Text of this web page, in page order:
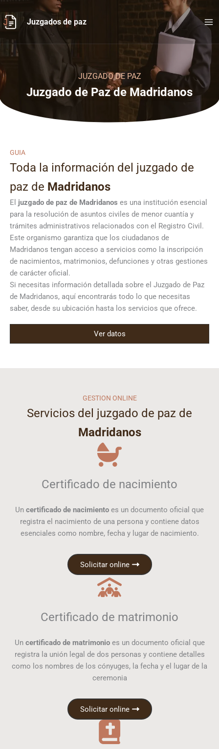
al
contenido
Juzgados de paz
JUZGADO DE PAZ
Juzgado de Paz de Madridanos
GUIA
Toda la información del juzgado de
paz de Madridanos
El juzgado de paz de Madridanos es una institución esencial
para la resolución de asuntos civiles de menor cuantía y
trámites administrativos relacionados con el Registro Civil.
Este organismo garantiza que los ciudadanos de
Madridanos tengan acceso a servicios como la inscripción
de nacimientos, matrimonios, defunciones y otras gestiones
de carácter oficial.
Si necesitas información detallada sobre el Juzgado de Paz
de Madridanos, aquí encontrarás todo lo que necesitas
saber, desde su ubicación hasta los servicios que ofrece.
Ver datos
GESTION ONLINE
Servicios del juzgado de paz de
Madridanos
Certificado de nacimiento
Un certificado de nacimiento es un documento oficial que
registra el nacimiento de una persona y contiene datos
esenciales como nombre, fecha y lugar de nacimiento.
Solicitar online
Certificado de matrimonio
Un certificado de matrimonioes un documento oficial que
registra la unión legal de dos personas y contiene detalles
como los nombres de los cónyuges, la fecha y el lugar de la
ceremonia
Solicitar online